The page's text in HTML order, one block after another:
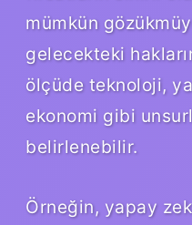
mümkün
gelecekteki
ölçüde teknoloji,
ekonomi gibi
belirlenebilir.
Örneğin, yapay